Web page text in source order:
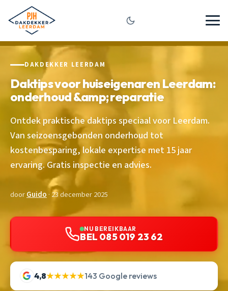
DAKDEKKER LEERDAM
Daktips voor huiseigenaren Leerdam:
onderhoud &amp; reparatie
Ontdek praktische daktips speciaal voor Leerdam.
Van seizoensgebonden onderhoud tot
kostenbesparing, lokale expertise met 15 jaar
ervaring. Gratis inspectie en advies.
doorGuido · 23 december 2025
NU BEREIKBAAR
BEL 085 019 23 62
4,8★★★★★143 Google reviews